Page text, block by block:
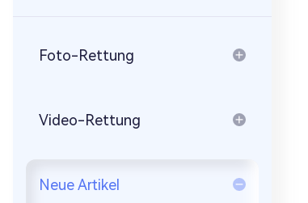
Foto-Rettung
Video-Rettung
Neue Artikel